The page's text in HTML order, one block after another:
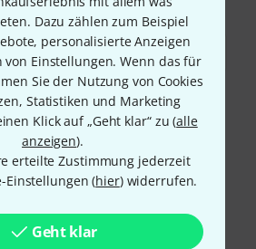
Dazu zählen zum Beispiel
personalisierte Anzeigen
von Einstellungen. Wenn das für
Sie der Nutzung von Cookies
Statistiken und Marketing
Klick auf „Geht klar“ zu (alle
anzeigen).
erteilte Zustimmung jederzeit
Einstellungen (hier) widerrufen.
Geht klar
bezahlen
und sicher per Nachnahme,
Pay,Klarna Sofort bezahlen
oder Kreditkarte.
Garantie